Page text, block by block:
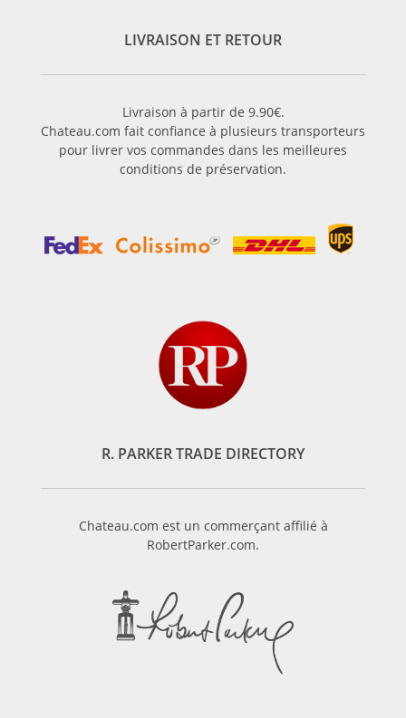
LIVRAISON ET RETOUR
Livraison à partir de 9.90€.
Chateau.com fait confiance à plusieurs transporteurs
pour livrer vos commandes dans les meilleures
conditions de préservation.
R. PARKER TRADE DIRECTORY
Chateau.com est un commerçant affilié à
RobertParker.com.